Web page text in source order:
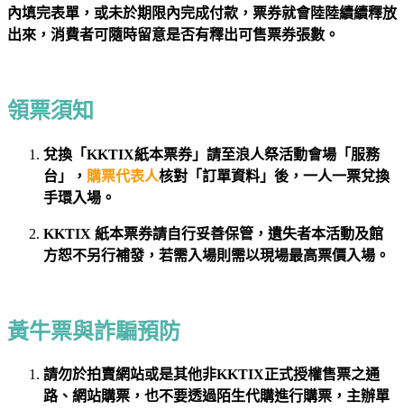
內填完表單，或未於期限內完成付款，票券就會陸陸續續釋放
出來，消費者可隨時留意是否有釋出可售票券張數。
領票須知
兌換「KKTIX紙本票券」請至浪人祭活動會場「服務
台」， 購票代表人核對「訂單資料」後，一人一票兌換
手環入場。
KKTIX 紙本票券請自行妥善保管，遺失者本活動及館
方恕不另行補發，若需入場則需以現場最高票價入場。
黃牛票與詐騙預防
請勿於拍賣網站或是其他非KKTIX正式授權售票之通
路、網站購票， 也不要透過陌生代購進行購票，主辦單